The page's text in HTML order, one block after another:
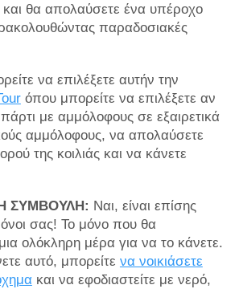
θα απολαύσετε ένα υπέροχο
παραδοσιακές
να επιλέξετε αυτήν την
όπου μπορείτε να επιλέξετε αν
με αμμόλοφους σε εξαιρετικά
αμμόλοφους, να απολαύσετε
της κοιλιάς και να κάνετε
ΣΥΜΒΟΥΛΗ: Ναι, είναι επίσης
σας! Το μόνο που θα
μια ολόκληρη μέρα για να το κάνετε.
αυτό, μπορείτε να νοικιάσετε
και να εφοδιαστείτε με νερό,